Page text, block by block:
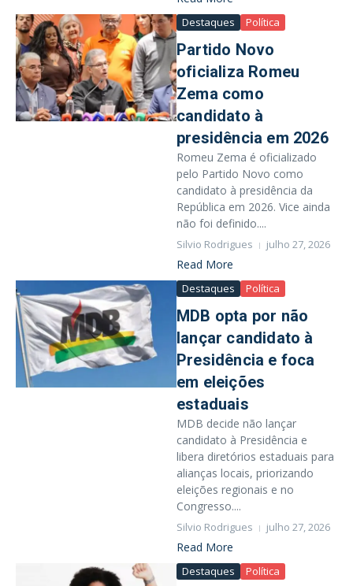
Destaques Política
Partido Novo
oficializa Romeu
Zema como
candidato à
presidência em 2026
Romeu Zema é oficializado
pelo Partido Novo como
candidato à presidência da
República em 2026. Vice ainda
não foi definido....
Silvio Rodrigues julho 27, 2026
Read More
Destaques Política
MDB opta por não
lançar candidato à
Presidência e foca
em eleições
estaduais
MDB decide não lançar
candidato à Presidência e
libera diretórios estaduais para
alianças locais, priorizando
eleições regionais e no
Congresso....
Silvio Rodrigues julho 27, 2026
Read More
Destaques Política